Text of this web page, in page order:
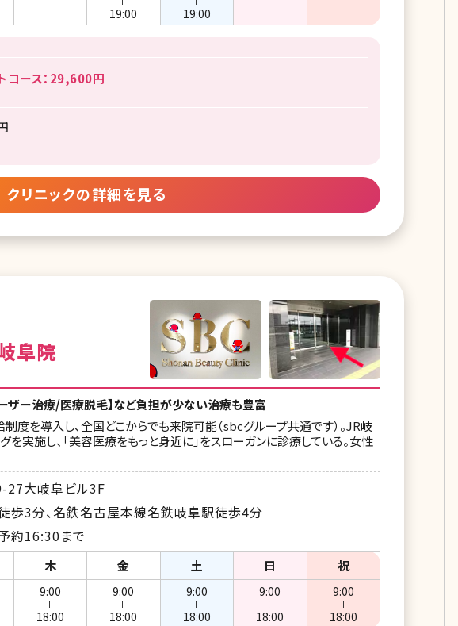
19:00 19:00
コース：29,600円
クリニックの詳細を見る
阜院
ザー治療/医療脱毛】など負担が少ない治療も豊富
度を導入し、全国どこからでも来院可能（sbcグループ共通です）。JR岐
実施し、「美容医療をもっと身近に」をスローガンに診療している。女性
27大岐阜ビル3F
歩3分、名鉄名古屋本線名鉄岐阜駅徒歩4分
約16:30まで
木 金 土 日 祝
9:00
18:00
9:00
18:00
9:00
18:00
9:00
18:00
9:00
18:00